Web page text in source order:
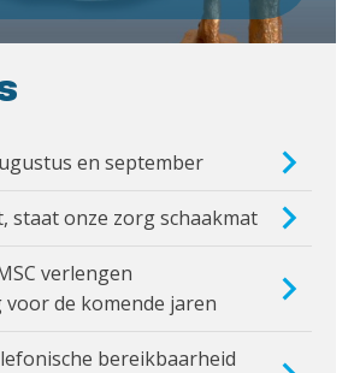
en september
staat onze zorg schaakmat
verlengen
de komende jaren
bereikbaarheid